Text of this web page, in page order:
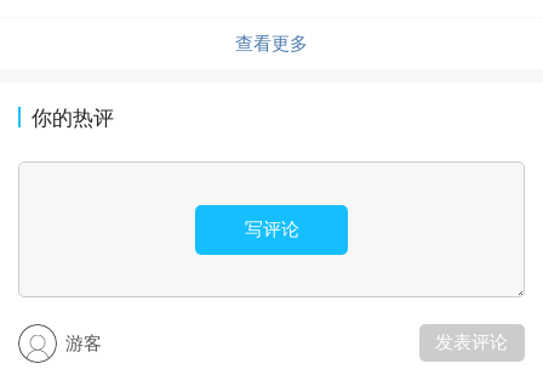
查看更多
你的热评
写评论
游客 发表评论